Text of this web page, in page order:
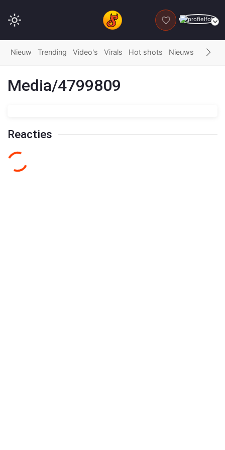
DONEER
Nieuw Trending Video's Virals Hot shots Nieuws Fails
Media/4799809
Reacties